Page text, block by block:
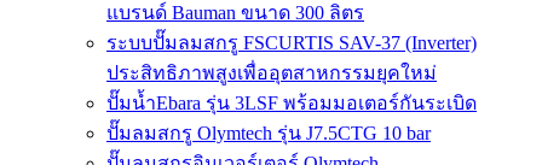
แบรนด์ Bauman ขนาด 300 ลิตร
ระบบปั๊มลมสกรู FSCURTIS SAV-37 (Inverter)
ประสิทธิภาพสูงเพื่ออุตสาหกรรมยุคใหม่
ปั๊มน้ำEbara รุ่น 3LSF พร้อมมอเตอร์กันระเบิด
ปั๊มลมสกรู Olymtech รุ่น J7.5CTG 10 bar